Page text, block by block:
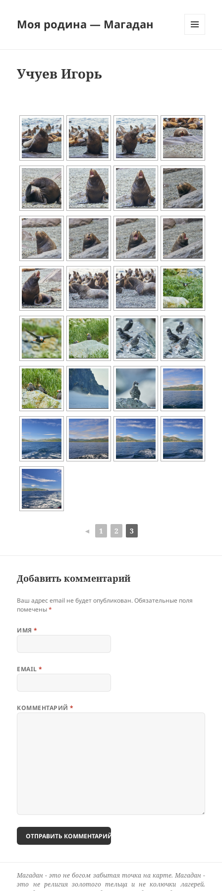
Моя родина — Магадан
Учуев Игорь
◄ 1 2 3
Добавить комментарий
Ваш адрес email не будет опубликован. Обязательные поля
помечены*
ИМЯ*
EMAIL*
КОММЕНТАРИЙ*
Магадан - это не богом забытая точка на карте. Магадан -
это не религия золотого тельца и не колючки лагерей.